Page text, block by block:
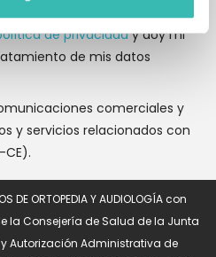
de privacidady doy mi
de mis datos
comerciales y
y servicios relacionados con
DE ORTOPEDIA Y AUDIOLOGÍA con
la Consejería de Salud de la Junta
y Autorización Administrativa de